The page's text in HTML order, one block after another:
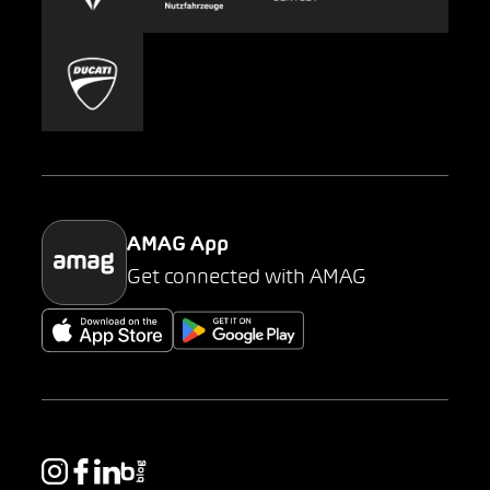
Carsharing
Mobility-as-a-Service
Parking
AMAG App
Get connected with AMAG